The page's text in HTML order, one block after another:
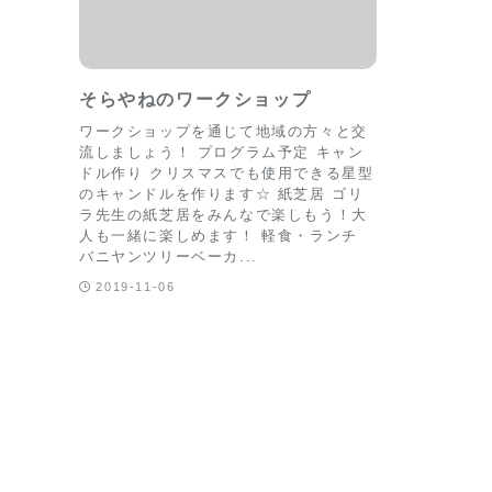
そらやねのワークショップ
ワークショップを通じて地域の方々と交
流しましょう！ プログラム予定 キャン
ドル作り クリスマスでも使用できる星型
のキャンドルを作ります☆ 紙芝居 ゴリ
ラ先生の紙芝居をみんなで楽しもう！大
人も一緒に楽しめます！ 軽食・ランチ
バニヤンツリーベーカ...
2019-11-06